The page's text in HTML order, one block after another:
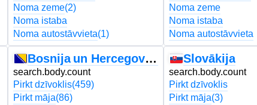
Noma zeme(2)
Noma istaba
Noma autostāvvieta(1)
Bosnija un Hercegovina
search.body.count
Pirkt dzīvoklis(459)
Pirkt māja(86)
Noma zeme
Noma istaba
Noma autostāvvieta
Slovākija
search.body.count
Pirkt dzīvoklis
Pirkt māja(3)